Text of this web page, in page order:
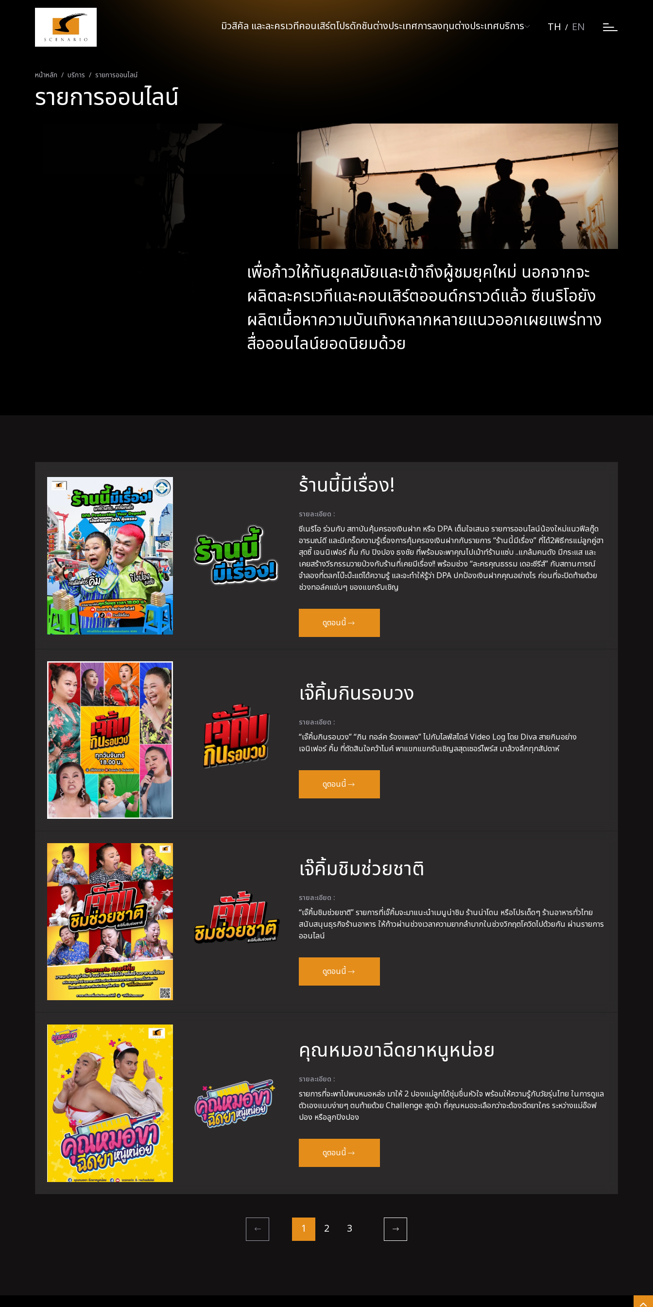
มิวสิคัล และละครเวทีคอนเสิร์ตโปรดักชันต่างประเทศการลงทุนต่างประเทศบริการ TH / EN
หน้าหลัก บริการ รายการออนไลน์
รายการออนไลน์
เพื่อก้าวให้ทันยุคสมัยและเข้าถึงผู้ชมยุคใหม่ นอกจากจะ
ผลิตละครเวทีและคอนเสิร์ตออนด์กราวด์แล้ว ซีเนริโอยัง
ผลิตเนื้อหาความบันเทิงหลากหลายแนวออกเผยแพร่ทาง
สื่อออนไลน์ยอดนิยมด้วย​
ร้านนี้มีเรื่อง!
รายละเอียด :
ซีเนริโอ ร่วมกับ สถาบันคุ้มครองเงินฝาก หรือ DPA เต็มใจเสนอ รายการออนไลน์น้องใหม่แนวฟีลกู๊ด
อารมณ์ดี และมีเกร็ดความรู้เรื่องการคุ้มครองเงินฝากกับรายการ “ร้านนี้มีเรื่อง” ที่ได้2พิธีกรแม่ลูกคู่ฮา
สุดซี้ เจนนิเฟอร์ คิ้ม กับ ปิงปอง ธงชัย ที่พร้อมจะพาคุณไปเม้าท์ร้านแซ่บ ..แกล้มคนดัง มีกระแส และ
เคยสร้างวีรกรรมวายป่วงกับร้านที่เคยมีเรื่อง!! พร้อมช่วง “ละครคุณธรรม เดอะซีรีส์” กับสถานการณ์
จำลองที่ตลกโบ๊ะบ๊ะแต่ได้ความรู้ และจะทำให้รู้ว่า DPA ปกป้องเงินฝากคุณอย่างไร ก่อนที่จะปิดท้ายด้วย
ช่วงทอล์คแซ่บๆ ของแขกรับเชิญ
ดูตอนนี้
เจ๊คิ้มกินรอบวง
รายละเอียด :
“เจ๊คิ้มกินรอบวง” “กิน ทอล์ค ร้องเพลง” ไปกับไลฟ์สไตล์ Video Log โดย Diva สายกินอย่าง
เจนิเฟอร์ คิ้ม ที่ตัดสินใจคว้าไมค์ พาแขกแขกรับเชิญลสุดเซอร์ไพร์ส มาล้วงลึกทุกสัปดาห์
ดูตอนนี้
เจ๊คิ้มชิมช่วยชาติ
รายละเอียด :
“เจ๊คิ้มชิมช่วยชาติ” รายการที่เจ๊คิ้มจะมาแนะนำเมนูน่าชิม ร้านน่าโดน หรือโปรเด็ดๆ ร้านอาหารทั่วไทย
สนับสนุนธุรกิจร้านอาหาร ให้ก้าวผ่านช่วงเวลาความยากลำบากในช่วงวิกฤตโควิดไปด้วยกัน ผ่านรายการ
ออนไลน์
ดูตอนนี้
คุณหมอขาฉีดยาหนูหน่อย
รายละเอียด :
รายการที่จะพาไปพบหมอหล่อ มาให้ 2 ปองแม่ลูกได้ชุ่มชื่นหัวใจ พร้อมให้ความรู้กับวัยรุ่นไทย ในการดูแล
ตัวเองแบบง่ายๆ ตบท้ายด้วย Challenge สุดบ้า ที่คุณหมอจะเลือกว่าจะต้องฉีดยาใคร ระหว่างแม่อ๊อฟ
ปอง หรือลูกปิงปอง
ดูตอนนี้
1 2 3